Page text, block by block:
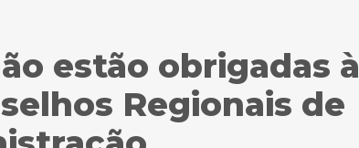
estão obrigadas à
Regionais de